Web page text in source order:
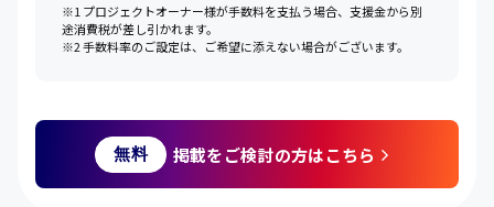
※1 プロジェクトオーナー様が手数料を支払う場合、支援金から別
途消費税が差し引かれます。
※2 手数料率のご設定は、ご希望に添えない場合がございます。
無料 掲載をご検討の方はこちら